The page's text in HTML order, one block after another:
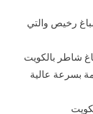
رخيص والتي
شاطر بالكويت
بسرعة عالية